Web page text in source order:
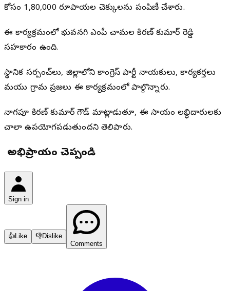
కోసం 1,80,000 రూపాయల చెక్కులను పంపిణీ చేశారు.
ఈ కార్యక్రమంలో భువనగిరి ఎంపీ చామల కిరణ్ కుమార్ రెడ్డి
సహకారం ఉంది.
స్థానిక సర్పంచ్‌లు, జిల్లాలోని కాంగ్రెస్ పార్టీ నాయకులు, కార్యకర్తలు
మరియు గ్రామ ప్రజలు ఈ కార్యక్రమంలో పాల్గొన్నారు.
నాగపూరి కిరణ్ కుమార్ గౌడ్ మాట్లాడుతూ, ఈ సాయం లబ్ధిదారులకు
చాలా ఉపయోగపడుతుందని తెలిపారు.
మీ అభిప్రాయం చెప్పండి
Sign in
👍Like 👎Dislike
Comments